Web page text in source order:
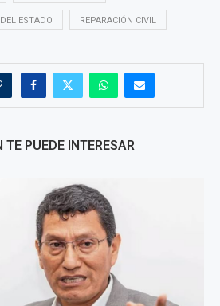
ESTADO REPARACIÓN CIVIL
TE PUEDE INTERESAR